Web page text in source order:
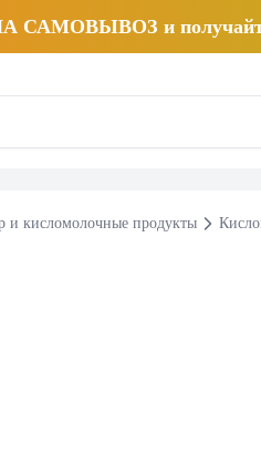
НА САМОВЫВОЗ и
и кисломолочные продукты